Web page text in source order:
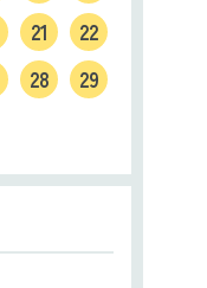
21
22
28
29